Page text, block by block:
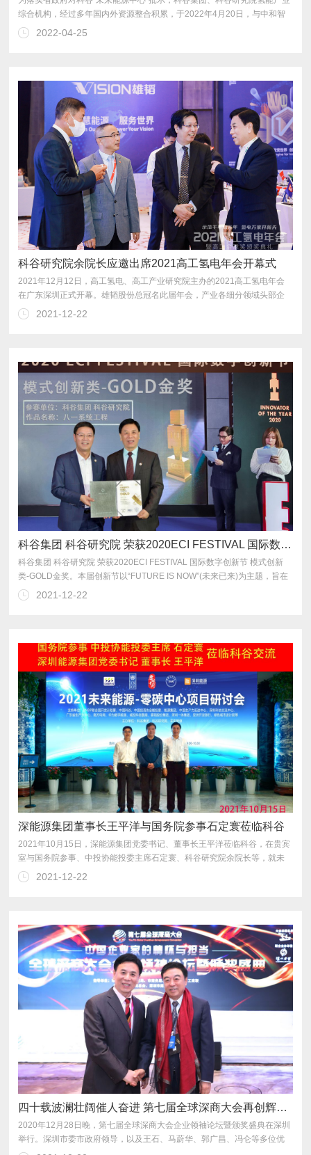
2022-04-25
科谷研究院余院长应邀出席2021高工氢电年会开幕式
2021-12-22
科谷集团 科谷研究院 荣获2020ECI FESTIVAL 国际数字创新节 模式创新类-GOLD金奖
2021-12-22
深能源集团董事长王平洋与国务院参事石定寰莅临科谷
2021-12-22
四十载波澜壮阔催人奋进 第七届全球深商大会再创辉煌 科谷研究院余院长应邀出席